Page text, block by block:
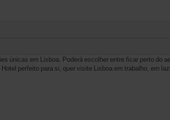
únicas em Lisboa. Poderá escolher entre ficar perto do
perfeito para si, quer visite Lisboa em trabalho, em